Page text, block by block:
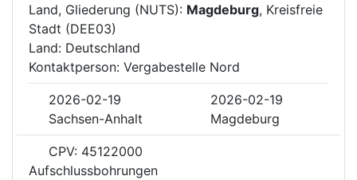
Land, Gliederung (NUTS): Magdeburg, Kreisfreie
Stadt (DEE03)
Land: Deutschland
Kontaktperson: Vergabestelle Nord
2026-02-19
2026-02-19
Sachsen-Anhalt
Magdeburg
CPV: 45122000
Aufschlussbohrungen